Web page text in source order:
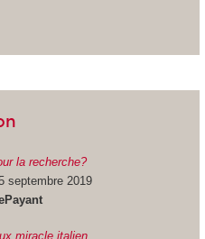
la recherche?
septembre 2019
miracle italien